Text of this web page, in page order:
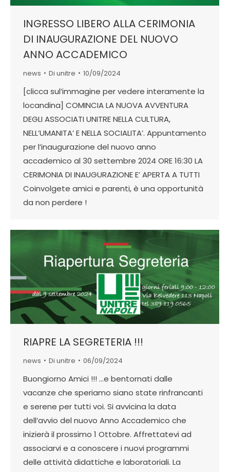
INGRESSO LIBERO ALLA CERIMONIA
DI INAUGURAZIONE DEL NUOVO
ANNO ACCADEMICO
news Di unitre 10/09/2024
[clicca sul’immagine per vedere interamente la
locandina] COMINCIA LA NUOVA AVVENTURA
DEGLI ASSOCIATI UNITRE NELLA CULTURA,
NELL’UMANITA’ E NELLA SOCIALITA’. Appuntamento
per l’inaugurazione del nuovo anno
accademico al 30 settembre 2024 ORE 16:30 LA
CERIMONIA DI INAUGURAZIONE E’ APERTA A TUTTI
Coinvolgete amici e parenti, è una opportunità
da non perdere !
RIAPRE LA SEGRETERIA !!!
news Di unitre 06/09/2024
Buongiorno Amici !!! …e bentornati dalle
vacanze che speriamo siano state rinfrancanti
e serene per tutti voi. Si avvicina la data
dell’avvio del nuovo Anno Accademico che
inizierà il prossimo 1 Ottobre. Affrettatevi ad
associarvi e a conoscere i nuovi programmi
delle attività didattiche e laboratoriali. La